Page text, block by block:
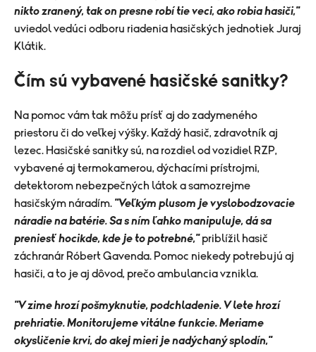
nikto zranený, tak on presne robí tie veci, ako robia hasiči,"
uviedol vedúci odboru riadenia hasičských jednotiek Juraj
Klátik.
Čím sú vybavené hasičské sanitky?
Na pomoc vám tak môžu prísť aj do zadymeného
priestoru či do veľkej výšky. Každý hasič, zdravotník aj
lezec. Hasičské sanitky sú, na rozdiel od vozidiel RZP,
vybavené aj termokamerou, dýchacími prístrojmi,
detektorom nebezpečných látok a samozrejme
hasičským náradím. "Veľkým plusom je vyslobodzovacie
náradie na batérie. Sa s ním ľahko manipuluje, dá sa
preniesť hocikde, kde je to potrebné,"priblížil hasič
záchranár Róbert Gavenda. Pomoc niekedy potrebujú aj
hasiči, a to je aj dôvod, prečo ambulancia vznikla.
"V zime hrozí pošmyknutie, podchladenie. V lete hrozí
prehriatie. Monitorujeme vitálne funkcie. Meriame
okysličenie krvi, do akej mieri je nadýchaný splodín,"